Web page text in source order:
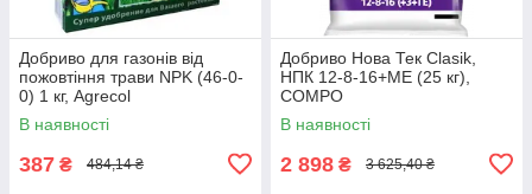
Добриво для газонів від
пожовтіння трави NPK (46-0-
0) 1 кг, Agrecol
В наявності
387 ₴ 484,14 ₴
Добриво Нова Тек Clasik,
НПК 12-8-16+МЕ (25 кг),
COMPO
В наявності
2 898 ₴ 3 625,40 ₴